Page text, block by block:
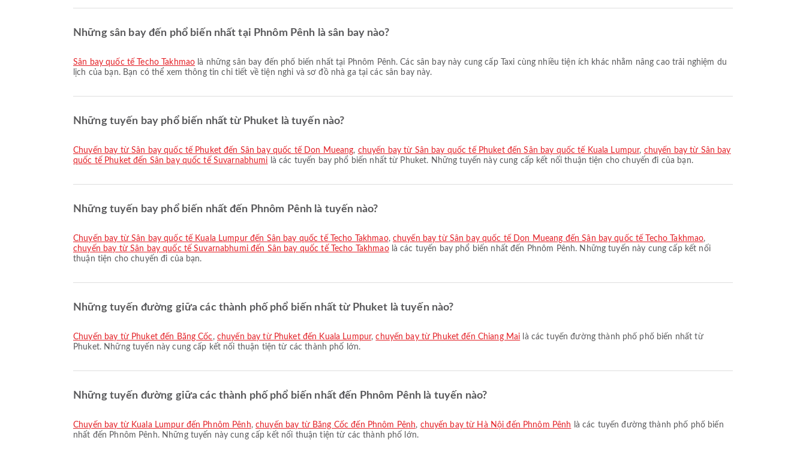
Những sân bay đến phổ biến nhất tại Phnôm Pênh là sân bay nào?
Sân bay quốc tế Techo Takhmao là những sân bay đến phổ biến nhất tại Phnôm Pênh. Các sân bay này cung cấp Taxi cùng nhiều tiện ích khác nhằm nâng cao trải nghiệm du
lịch của bạn. Bạn có thể xem thông tin chi tiết về tiện nghi và sơ đồ nhà ga tại các sân bay này.
Những tuyến bay phổ biến nhất từ Phuket là tuyến nào?
chuyến bay từ Sân bay quốc tế Phuket đến Sân bay quốc tế Don Mueang, chuyến bay từ Sân bay quốc tế Phuket đến Sân bay quốc tế Kuala Lumpur, chuyến bay từ Sân bay
quốc tế Phuket đến Sân bay quốc tế Suvarnabhumi là các tuyến bay phổ biến nhất từ Phuket. Những tuyến này cung cấp kết nối thuận tiện cho chuyến đi của bạn.
Những tuyến bay phổ biến nhất đến Phnôm Pênh là tuyến nào?
chuyến bay từ Sân bay quốc tế Kuala Lumpur đến Sân bay quốc tế Techo Takhmao, chuyến bay từ Sân bay quốc tế Don Mueang đến Sân bay quốc tế Techo Takhmao,
chuyến bay từ Sân bay quốc tế Suvarnabhumi đến Sân bay quốc tế Techo Takhmaolà các tuyến bay phổ biến nhất đến Phnôm Pênh. Những tuyến này cung cấp kết nối
thuận tiện cho chuyến đi của bạn.
Những tuyến đường giữa các thành phố phổ biến nhất từ Phuket là tuyến nào?
chuyến bay từ Phuket đến Băng Cốc, chuyến bay từ Phuket đến Kuala Lumpur,chuyến bay từ Phuket đến Chiang Mai là các tuyến đường thành phố phổ biến nhất từ
Phuket. Những tuyến này cung cấp kết nối thuận tiện từ các thành phố lớn.
Những tuyến đường giữa các thành phố phổ biến nhất đến Phnôm Pênh là tuyến nào?
chuyến bay từ Kuala Lumpur đến Phnôm Pênh,chuyến bay từ Băng Cốc đến Phnôm Pênh, chuyến bay từ Hà Nội đến Phnôm Pênh
là các tuyến đường thành phố phổ biến
nhất đến Phnôm Pênh. Những tuyến này cung cấp kết nối thuận tiện từ các thành phố lớn.